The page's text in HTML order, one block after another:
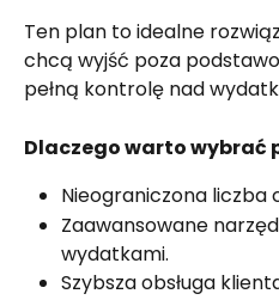
Ten plan to idealne
chcą wyjść poza
pełną kontrolę nad
Dlaczego warto wybrać
Nieograniczona liczba
Zaawansowane
wydatkami.
Szybsza obsługa